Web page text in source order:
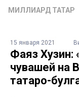
МИЛЛИАРД ТАТАР
15 января 2021
Фаяз Хузин:
чувашей на
татаро-